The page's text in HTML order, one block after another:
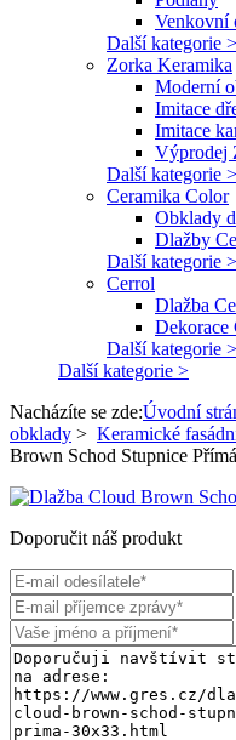
Venkovní
Další kategorie >
Zorka Keramika
Moderní
Imitace
Imitace
Výprodej
Další kategorie >
Ceramika Color
Obklady
Dlažby
Další kategorie >
Cerrol
Dlažba
Dekorace
Další kategorie >
Další kategorie >
Nacházíte se zde:Úvodní
obklady > Keramické
Brown Schod Stupnice
Doporučit náš produkt